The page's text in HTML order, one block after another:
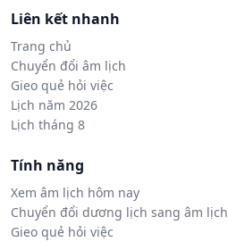
Liên kết nhanh
Trang chủ
Chuyển đổi âm lịch
Gieo quẻ hỏi việc
Lịch năm 2026
Lịch tháng 8
Tính năng
Xem âm lịch hôm nay
Chuyển đổi dương lịch sang âm lịch
Gieo quẻ hỏi việc